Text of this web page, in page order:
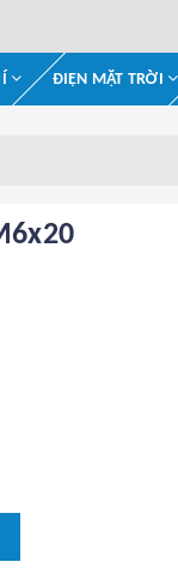
ĐIỆN MẶT TRỜI